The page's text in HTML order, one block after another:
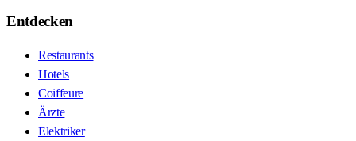
Entdecken
Restaurants
Hotels
Coiffeure
Ärzte
Elektriker